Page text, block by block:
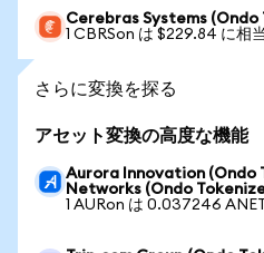
Cerebras Systems (Ondo
1 CBRSon は $229.84 に相当
さらに変換を探る
アセット変換の高度な機能
Aurora Innovation (Ondo
Networks (Ondo
1 AURon は 0.037246